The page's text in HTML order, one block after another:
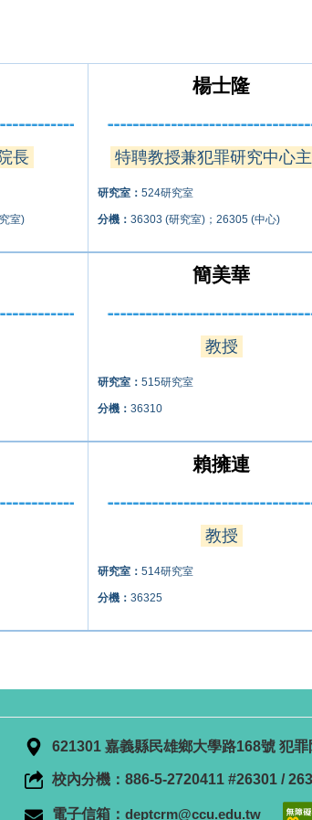
長
室)
楊士隆
特聘教授兼犯罪研究中心
研究室： 524研究室
分機： 36303 (研究室)；26305 (中心)
簡美華
教授
研究室： 515研究室
分機： 36310
賴擁連
教授
研究室： 514研究室
分機： 36325
621301 嘉義縣民雄鄉大學路168號 犯
校內分機：886-5-2720411 #26301 /
電子信箱： deptcrm@ccu.edu.tw